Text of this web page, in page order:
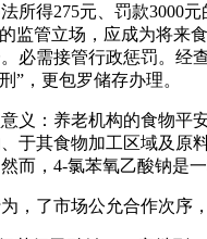
得275元、罚款3000
监管立场，应成为将
必需接管行政惩罚。
”，更包罗储存办理。
：养老机构的食物平
于其食物加工区域及原
，4-氯苯氧乙酸钠是
了市场公允合作次序